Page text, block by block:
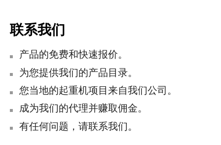
联系我们
产品的免费和快速报价。
为您提供我们的产品目录。
您当地的起重机项目来自我们公司。
成为我们的代理并赚取佣金。
有任何问题，请联系我们。